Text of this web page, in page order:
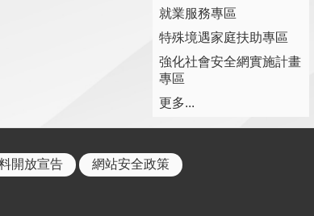
就業服務專區
特殊境遇家庭扶助專區
強化社會安全網實施計畫
專區
更多...
開放宣告 網站安全政策